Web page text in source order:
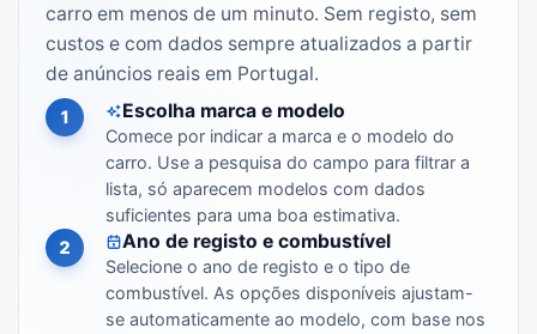
carro em menos de um minuto. Sem registo, sem
custos e com dados sempre atualizados a partir
de anúncios reais em Portugal.
1 Escolha marca e modelo
Comece por indicar a marca e o modelo do
carro. Use a pesquisa do campo para filtrar a
lista, só aparecem modelos com dados
suficientes para uma boa estimativa.
2
Ano de registo e combustível
Selecione o ano de registo e o tipo de
combustível. As opções disponíveis ajustam-
se automaticamente ao modelo, com base nos